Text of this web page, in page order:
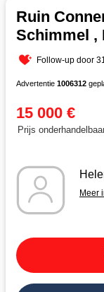
Ruin
Schimmel ,
Follow-up door
Advertentie 1006312
15 000 €
Prijs
Meer